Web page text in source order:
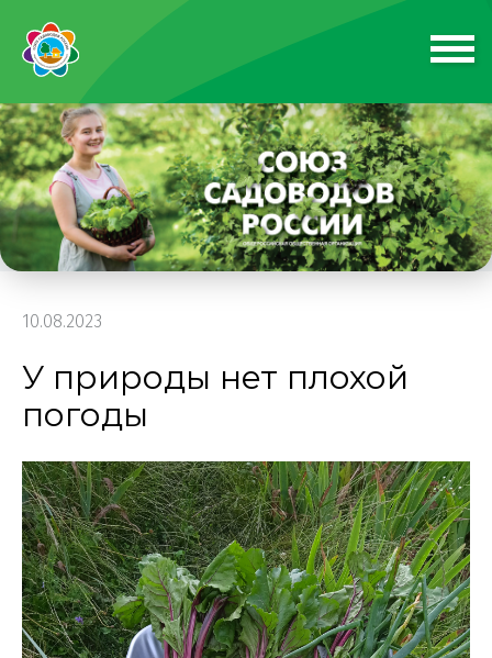
10.08.2023
У природы нет плохой
погоды